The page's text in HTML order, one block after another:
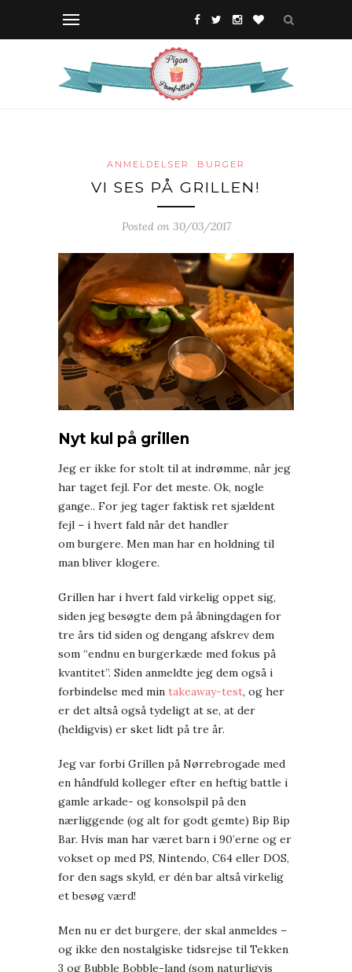
ANMELDELSER BURGER
VI SES PÅ GRILLEN!
Posted on 30/03/2017
Nyt kul på grillen
Jeg er ikke for stolt til at indrømme, når jeg
har taget fejl. For det meste. Ok, nogle
gange.. For jeg tager faktisk ret sjældent
fejl – i hvert fald når det handler
om burgere. Men man har en holdning til
man bliver klogere.
Grillen har i hvert fald virkelig oppet sig,
siden jeg besøgte dem på åbningdagen for
tre års tid siden og dengang afskrev dem
som “endnu en burgerkæde med fokus på
kvantitet”. Siden anmeldte jeg dem også i
forbindelse med min takeaway-test, og her
er det altså også tydeligt at se, at der
(heldigvis) er sket lidt på tre år.
Jeg var forbi Grillen på Nørrebrogade med
en håndfuld kolleger efter en heftig battle i
gamle arkade- og konsolspil på den
nærliggende (og alt for godt gemte) Bip Bip
Bar. Hvis man har været barn i 90’erne og er
vokset op med PS, Nintendo, C64 eller DOS,
for den sags skyld, er dén bar altså virkelig
et besøg værd!
Men nu er det burgere, der skal anmeldes –
og ikke den nostalgiske tidsrejse til Tekken
3 og Bubble Bobble-land (som naturligvis